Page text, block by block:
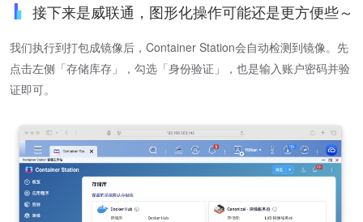
接下来是威联通，图形化操作可能还是更方便些～
我们执行到打包成镜像后，Container Station会自动检测到镜像。先
点击左侧「存储库存」，勾选「身份验证」，也是输入账户密码并验
证即可。